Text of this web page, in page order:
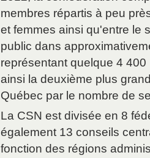
membres répartis à peu
et femmes ainsi qu'entre le
public dans
représentant quelque 4
ainsi la deuxième plus
Québec par le nombre de
La CSN est divisée en 8
également 13 conseils
fonction des régions